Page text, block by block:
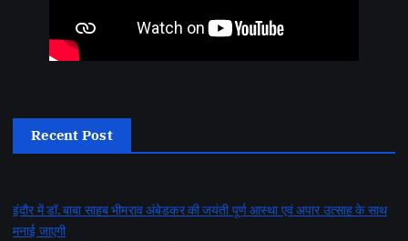
Recent Post
इंदौर में डॉ. बाबा साहब भीमराव अंबेडकर की जयंती पूर्ण आस्था एवं अपार उत्साह के साथ
मनाई जाएगी